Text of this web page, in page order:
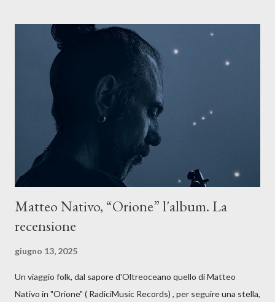
La canzone racconta la difficoltà di creare, e perfino di esistere,
sotto il peso della realtà. Ma lo fa cercando una via d’uscita, una
forma di assoluzione, nel vivere e nel suonare, nel trovare respiro
anche quando l’aria sembra farsi più densa. Il brano è anche una
dichiarazione d’intenti: Cico Messina apre il suo nuovo percorso
artistico con una composizi...
Matteo Nativo, “Orione” l'album. La
recensione
giugno 13, 2025
Un viaggio folk, dal sapore d'Oltreoceano quello di Matteo
Nativo in "Orione" ( RadiciMusic Records) , per seguire una stella,